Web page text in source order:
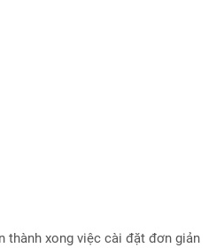
thành xong việc cài đặt đơn giản